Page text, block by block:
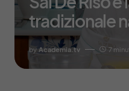
tradizionale
by Academia.tv 7